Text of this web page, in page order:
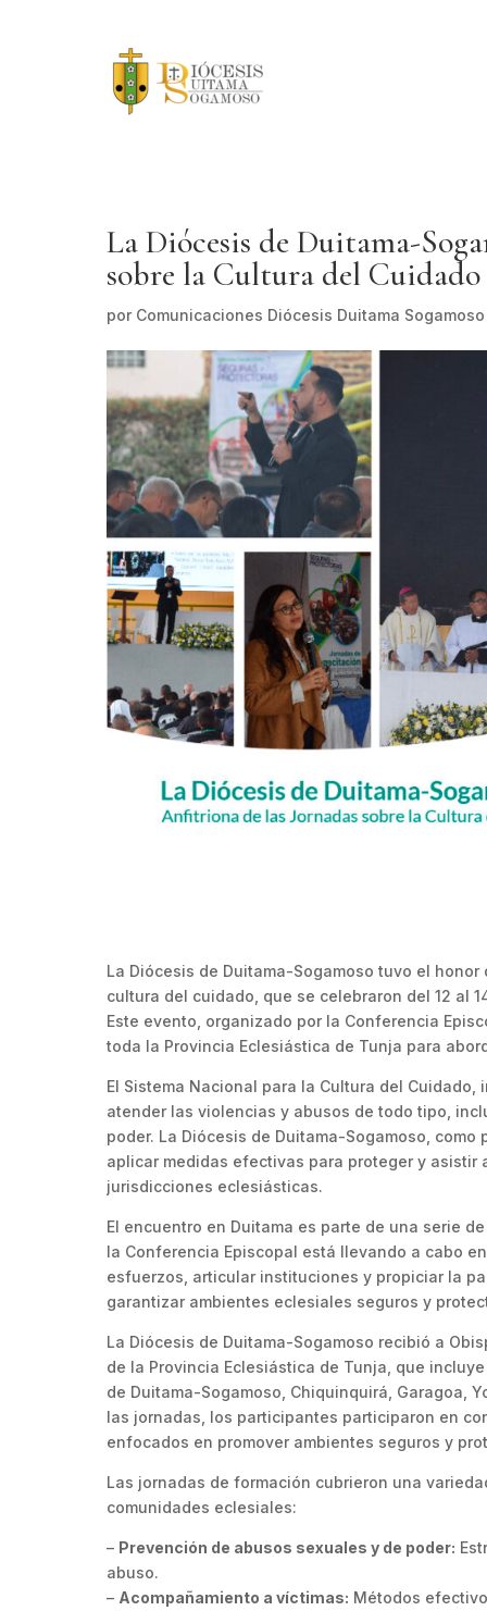
La Diócesis de Duitama-
sobre la Cultura del Cuidado
por Comunicaciones Diócesis Duitama Sogamoso
La Diócesis de Duitama-Sogamoso tuvo el
cultura del cuidado, que se celebraron del 12 al
Este evento, organizado por la Conferencia
toda la Provincia Eclesiástica de Tunja para
El Sistema Nacional para la Cultura del
atender las violencias y abusos de todo tipo,
poder. La Diócesis de Duitama-Sogamoso,
aplicar medidas efectivas para proteger y
jurisdicciones eclesiásticas.
El encuentro en Duitama es parte de una serie
la Conferencia Episcopal está llevando a cabo
esfuerzos, articular instituciones y propiciar la
garantizar ambientes eclesiales seguros y
La Diócesis de Duitama-Sogamoso recibió a
de la Provincia Eclesiástica de Tunja, que
de Duitama-Sogamoso, Chiquinquirá, Garagoa,
las jornadas, los participantes participaron en
enfocados en promover ambientes seguros y
Las jornadas de formación cubrieron una
comunidades eclesiales:
– Prevención de abusos sexuales y de poder:
abuso.
– Acompañamiento a víctimas: Métodos